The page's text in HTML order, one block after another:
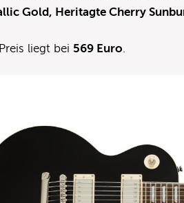
Gold, Heritagte Cherry
liegt bei 569 Euro.